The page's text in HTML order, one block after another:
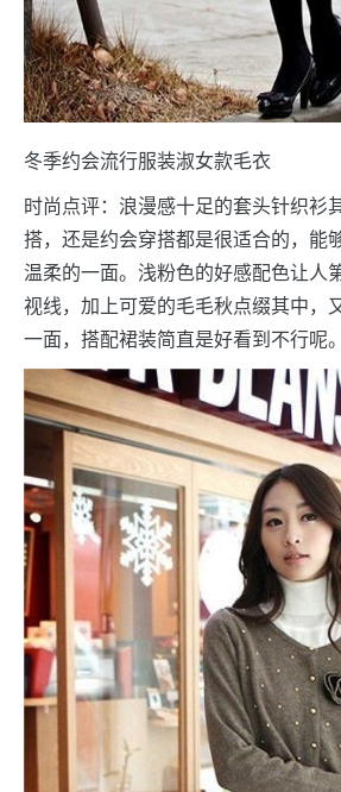
冬季约会流行服装淑女款毛衣
时尚点评：浪漫感十足的套头针织衫
搭，还是约会穿搭都是很适合的，能
温柔的一面。浅粉色的好感配色让人
视线，加上可爱的毛毛秋点缀其中，
一面，搭配裙装简直是好看到不行呢